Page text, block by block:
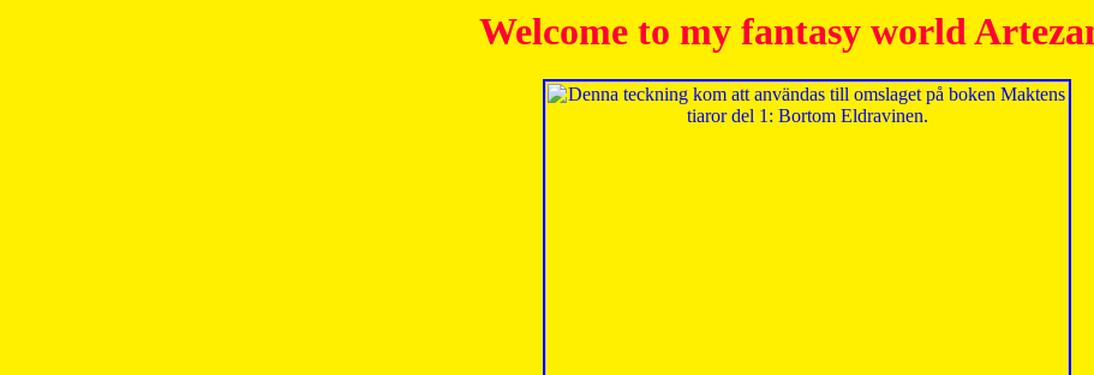
Welcome to my fantasy world